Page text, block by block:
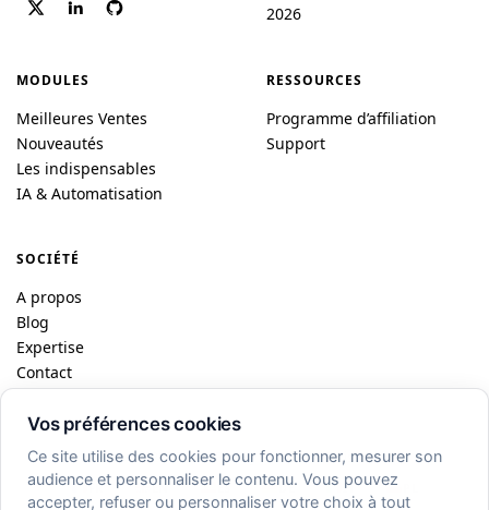
2026
MODULES
Meilleures Ventes
Nouveautés
Les indispensables
IA & Automatisation
RESSOURCES
Programme d’affiliation
Support
SOCIÉTÉ
A propos
Blog
Expertise
Contact
© 2026 DataFireFly · Dublin / Paris
FR EN ES DE IT
Vos préférences cookies
Ce site utilise des cookies pour fonctionner, mesurer son
audience et personnaliser le contenu. Vous pouvez
accepter, refuser ou personnaliser votre choix à tout